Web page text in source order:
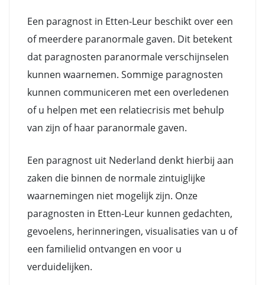
Een paragnost in Etten-Leur beschikt over een
of meerdere paranormale gaven. Dit betekent
dat paragnosten paranormale verschijnselen
kunnen waarnemen. Sommige paragnosten
kunnen communiceren met een overledenen
of u helpen met een relatiecrisis met behulp
van zijn of haar paranormale gaven.
Een paragnost uit Nederland denkt hierbij aan
zaken die binnen de normale zintuiglijke
waarnemingen niet mogelijk zijn. Onze
paragnosten in Etten-Leur kunnen gedachten,
gevoelens, herinneringen, visualisaties van u of
een familielid ontvangen en voor u
verduidelijken.